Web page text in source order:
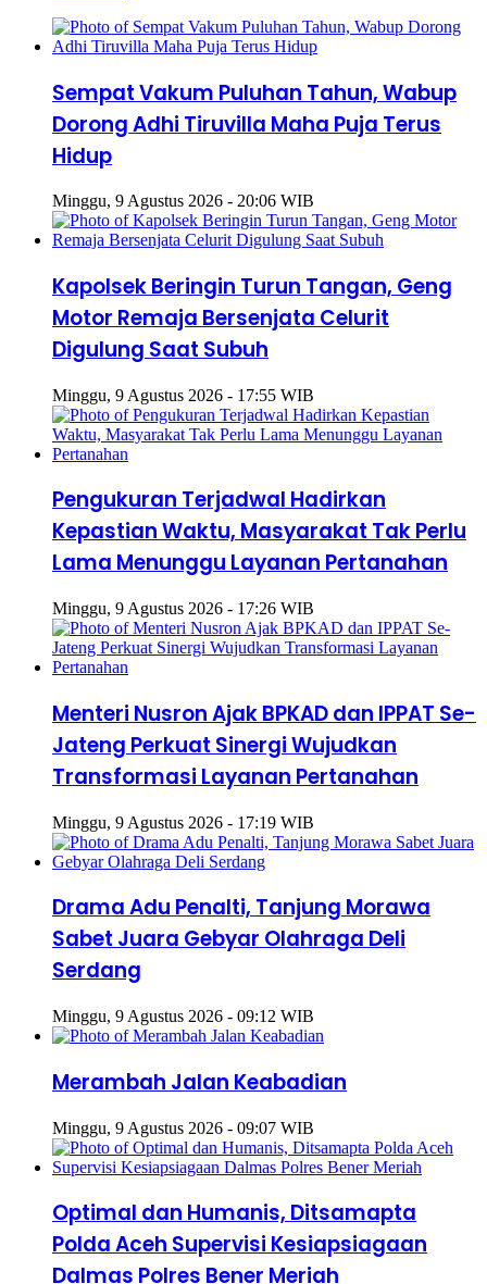
Sempat Vakum Puluhan Tahun, Wabup
Dorong Adhi Tiruvilla Maha Puja Terus
Hidup
Minggu, 9 Agustus 2026 - 20:06 WIB
Kapolsek Beringin Turun Tangan, Geng
Motor Remaja Bersenjata Celurit
Digulung Saat Subuh
Minggu, 9 Agustus 2026 - 17:55 WIB
Pengukuran Terjadwal Hadirkan
Kepastian Waktu, Masyarakat Tak Perlu
Lama Menunggu Layanan Pertanahan
Minggu, 9 Agustus 2026 - 17:26 WIB
Menteri Nusron Ajak BPKAD dan IPPAT Se-
Jateng Perkuat Sinergi Wujudkan
Transformasi Layanan Pertanahan
Minggu, 9 Agustus 2026 - 17:19 WIB
Drama Adu Penalti, Tanjung Morawa
Sabet Juara Gebyar Olahraga Deli
Serdang
Minggu, 9 Agustus 2026 - 09:12 WIB
Merambah Jalan Keabadian
Minggu, 9 Agustus 2026 - 09:07 WIB
Optimal dan Humanis, Ditsamapta
Polda Aceh Supervisi Kesiapsiagaan
Dalmas Polres Bener Meriah